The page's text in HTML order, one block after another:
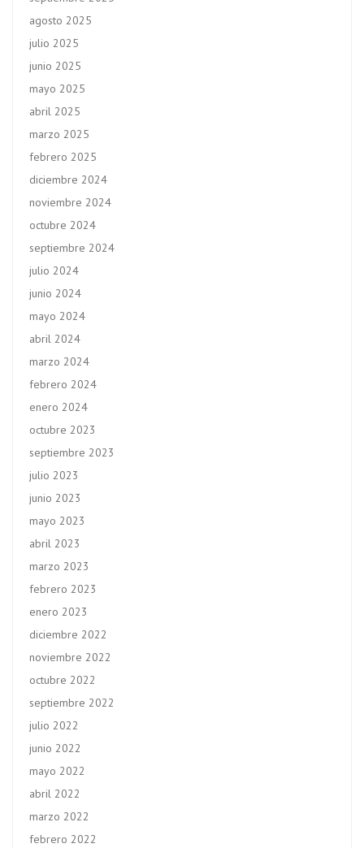
agosto 2025
julio 2025
junio 2025
mayo 2025
abril 2025
marzo 2025
febrero 2025
diciembre 2024
noviembre 2024
octubre 2024
septiembre 2024
julio 2024
junio 2024
mayo 2024
abril 2024
marzo 2024
febrero 2024
enero 2024
octubre 2023
septiembre 2023
julio 2023
junio 2023
mayo 2023
abril 2023
marzo 2023
febrero 2023
enero 2023
diciembre 2022
noviembre 2022
octubre 2022
septiembre 2022
julio 2022
junio 2022
mayo 2022
abril 2022
marzo 2022
febrero 2022